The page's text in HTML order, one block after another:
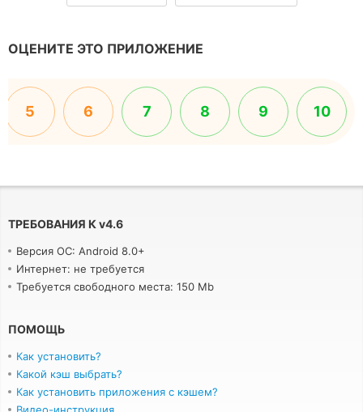
ОЦЕНИТЕ ЭТО ПРИЛОЖЕНИЕ
5 6 7 8 9 10
ТРЕБОВАНИЯ К v4.6
Версия ОС: Android 8.0+
Интернет: не требуется
Требуется свободного места: 150 Mb
ПОМОЩЬ
Как установить?
Какой кэш выбрать?
Как установить приложения с кэшем?